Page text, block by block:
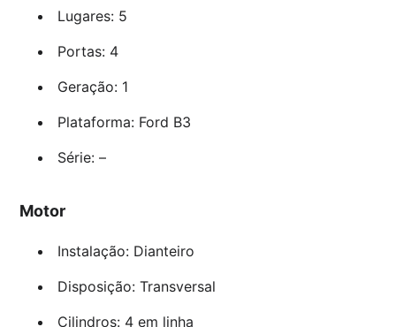
Lugares: 5
Portas: 4
Geração: 1
Plataforma: Ford B3
Série: –
Motor
Instalação: Dianteiro
Disposição: Transversal
Cilindros: 4 em linha